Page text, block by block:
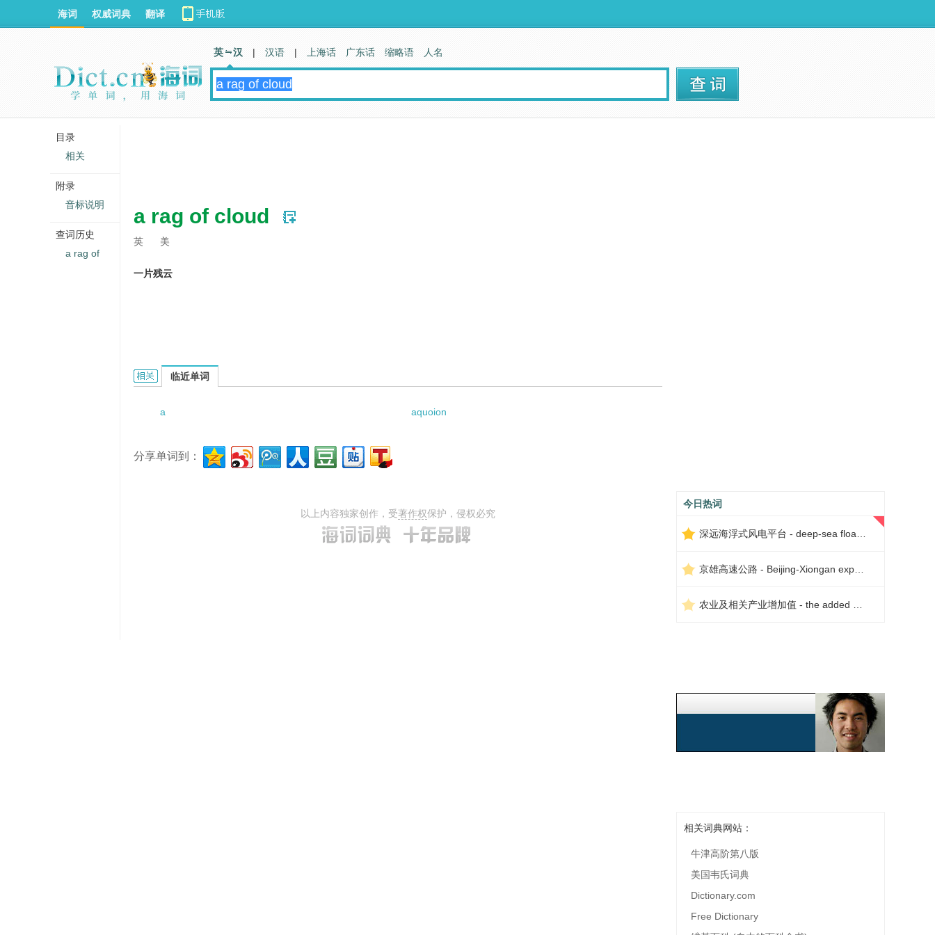
a rag of cloud
英 美
一片残云
a rag of cloud的相关资料：
临近单词
a aquoion
分享单词到：
以上内容独家创作，受著作权保护，侵权必究
今日热词
相关词典网站：
牛津高阶第八版
美国韦氏词典
Dictionary.com
Free Dictionary
海词 权威词典 翻译
英 汉 | 汉语 | 上海话 广东话 缩略语 人名
目录
相关
附录
音标说明
查词历史
a rag of